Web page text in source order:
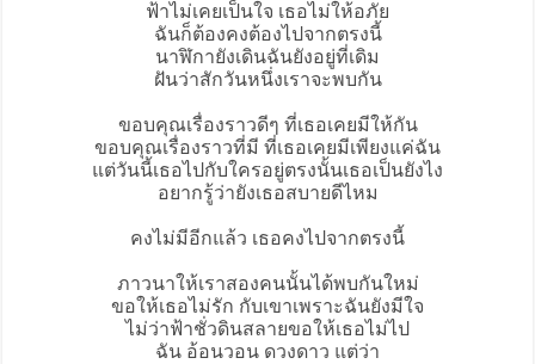
ฟ้าไม่เคยเป็นใจ เธอไม่ให้อภัย
ฉันก็ต้องคงต้องไปจากตรงนี้
นาฬิกายังเดินฉันยังอยู่ที่เดิม
ฝันว่าสักวันหนึ่งเราจะพบกัน
ขอบคุณเรื่องราวดีๆ ที่เธอเคยมีให้กัน
ขอบคุณเรื่องราวที่มี ที่เธอเคยมีเพียงแค่ฉัน
แต่วันนี้เธอไปกับใครอยู่ตรงนั้นเธอเป็นยังไง
อยากรู้ว่ายังเธอสบายดีไหม
คงไม่มีอีกแล้ว เธอคงไปจากตรงนี้
ภาวนาให้เราสองคนนั้นได้พบกันใหม่
ขอให้เธอไม่รัก กับเขาเพราะฉันยังมีใจ
ไม่ว่าฟ้าชั่วดินสลายขอให้เธอไม่ไป
ฉัน อ้อนวอน ดวงดาว แต่ว่า